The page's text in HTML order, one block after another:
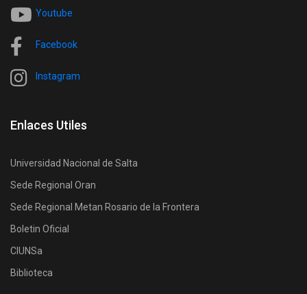
Youtube
Facebook
Instagram
Enlaces Utiles
Universidad Nacional de Salta
Sede Regional Oran
Sede Regional Metan Rosario de la Frontera
Boletin Oficial
CIUNSa
Biblioteca